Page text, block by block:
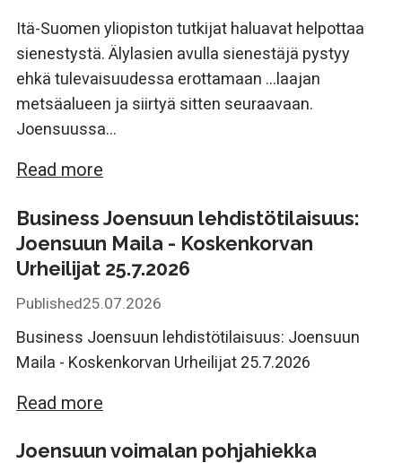
Itä-Suomen yliopiston tutkijat haluavat helpottaa
sienestystä. Älylasien avulla sienestäjä pystyy
ehkä tulevaisuudessa erottamaan ...laajan
metsäalueen ja siirtyä sitten seuraavaan.
Joensuussa...
Read more
Business Joensuun lehdistötilaisuus:
Joensuun Maila - Koskenkorvan
Urheilijat 25.7.2026
Published25.07.2026
Business Joensuun lehdistötilaisuus: Joensuun
Maila - Koskenkorvan Urheilijat 25.7.2026
Read more
Joensuun voimalan pohjahiekka